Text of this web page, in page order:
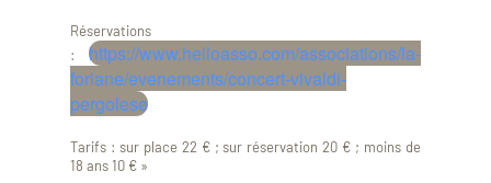
Réservations
: https://www.helloasso.com/associations/la-
forlane/evenements/concert-vivaldi-
pergolese
Tarifs : sur place 22 € ; sur réservation 20 € ; moins de
18 ans 10 € »